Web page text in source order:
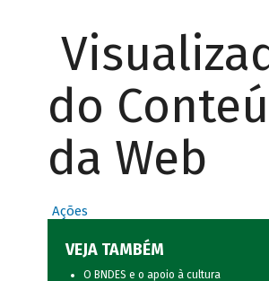
do
da Web
Ações
VEJA TAMBÉM
O BNDES e o apoio à cultura